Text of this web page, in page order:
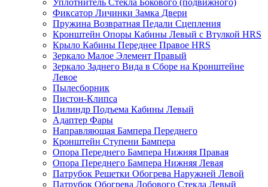
Фиксатор Личинки Замка Двери
Пружина Возвратная Педали Сцепления
Кронштейн Опоры Кабины Левый с Втулкой HRS
Крыло Кабины Переднее Правое HRS
Зеркало Малое Элемент Правый
Зеркало Заднего Вида в Сборе на Кронштейне
Левое
Пылесборник
Пистон-Клипса
Цилиндр Подъема Кабины Левый
Адаптер Фары
Направляющая Бампера Переднего
Кронштейн Ступени Бампера
Опора Переднего Бампера Нижняя Правая
Опора Переднего Бампера Нижняя Левая
Патрубок Решетки Обогрева Наружней Левой
Патрубок Обогрева Лобового Стекла Левый